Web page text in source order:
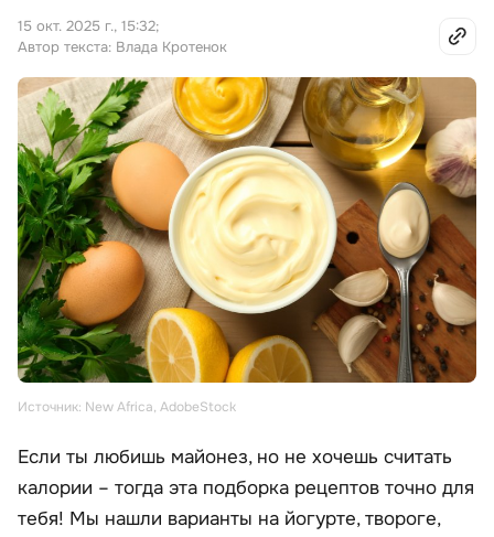
15 окт. 2025 г., 15:32;
Автор текста: Влада Кротенок
Источник: New Africa, AdobeStock
Если ты любишь майонез, но не хочешь считать
калории – тогда эта подборка рецептов точно для
тебя! Мы нашли варианты на йогурте, твороге,